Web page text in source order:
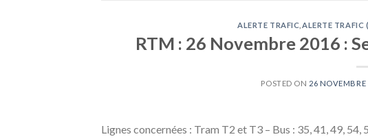
ALERTE TRAFIC ALERTE TRAFIC
RTM : 26 Novembre 2016 :
POSTED ON 26 NOVEMBRE
Lignes concernées : Tram T2 et T3 – Bus : 35, 41, 49,